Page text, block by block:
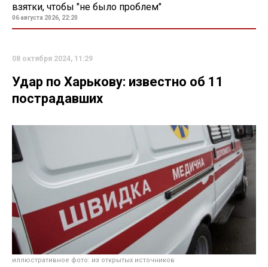
взятки, чтобы "не было проблем"
06 августа 2026, 22:20
08 октября 2024, 11:29
Удар по Харькову: известно об 11
пострадавших
иллюстративное фото: из открытых источников